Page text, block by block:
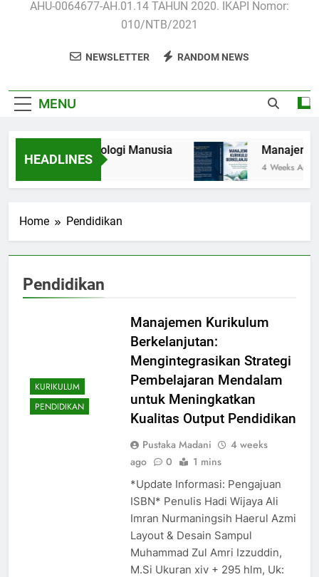
AHU-0064677-AH.01.14 TAHUN 2020. IKAPI Nomor:
010/NTB/2021
NEWSLETTER RANDOM NEWS
MENU
HEADLINES
Anatomi dan Fisiologi Manusia
3 Weeks Ago 4 Weeks Ago
Home Pendidikan
Pendidikan
KURIKULUM
PENDIDIKAN
Manajemen Kurikulum
Berkelanjutan:
Mengintegrasikan Strategi
Pembelajaran Mendalam
untuk Meningkatkan
Kualitas Output Pendidikan
Pustaka Madani
4 weeks
ago
0 1 mins
*Update Informasi: Pengajuan
ISBN* Penulis Hadi Wijaya Ali
Imran Nurmaningsih Haerul Azmi
Layout & Desain Sampul
Muhammad Zul Amri Izzuddin,
M.Si Ukuran xiv + 295 hlm, Uk: